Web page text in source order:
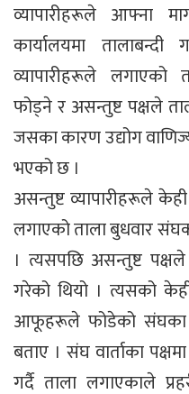
व्यापारीहरूले आफ्ना
कार्यालयमा
व्यापारीहरूले लगाएको
फोड्ने र असन्तुष्ट पक्षले
जसका कारण उद्योग
भएको छ ।
असन्तुष्ट व्यापारीहरूले
लगाएको ताला बुधवार
। त्यसपछि असन्तुष्ट पक्षले
गरेको थियो । त्यसको
आफूहरूले फोडेको संघका
बताए । संघ वार्ताका
गर्दै ताला लगाएकाले